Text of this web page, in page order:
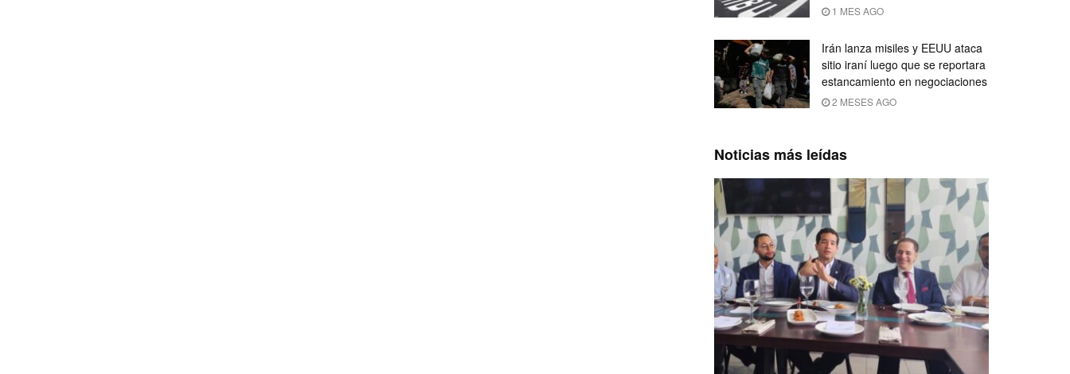
1 MES AGO
Irán lanza misiles y EEUU ataca
sitio iraní luego que se reportara
estancamiento en negociaciones
2 MESES AGO
Noticias más leídas